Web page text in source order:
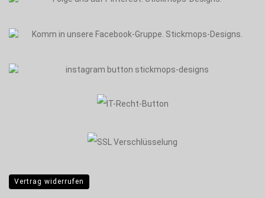
Vertrag widerrufen